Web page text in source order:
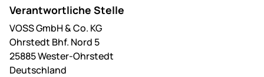
Verantwortliche Stelle
VOSS GmbH & Co. KG
Ohrstedt Bhf. Nord 5
25885 Wester-Ohrstedt
Deutschland